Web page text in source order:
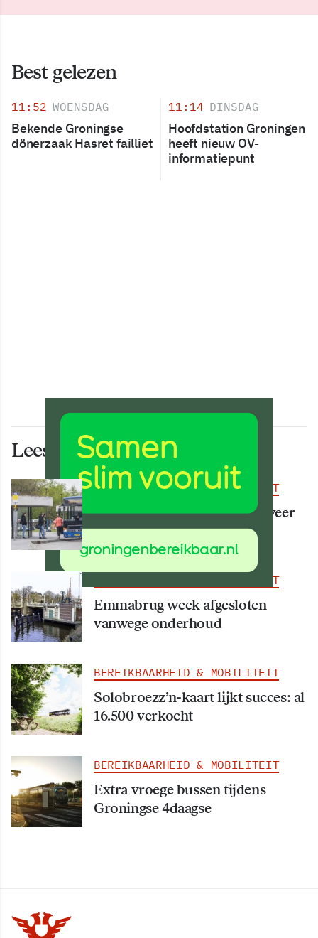
Best gelezen
11:52 WOENSDAG
Bekende Groningse
dönerzaak Hasret failliet
11:14 DINSDAG
Hoofdstation Groningen
heeft nieuw OV-
informatiepunt
Lees ook deze artikelen
BEREIKBAARHEID & MOBILITEIT
Vanaf 15 augustus rijden er weer
meer bussen
BEREIKBAARHEID & MOBILITEIT
Emmabrug week afgesloten
vanwege onderhoud
BEREIKBAARHEID & MOBILITEIT
Solobroezz’n-kaart lijkt succes: al
16.500 verkocht
BEREIKBAARHEID & MOBILITEIT
Extra vroege bussen tijdens
Groningse 4daagse